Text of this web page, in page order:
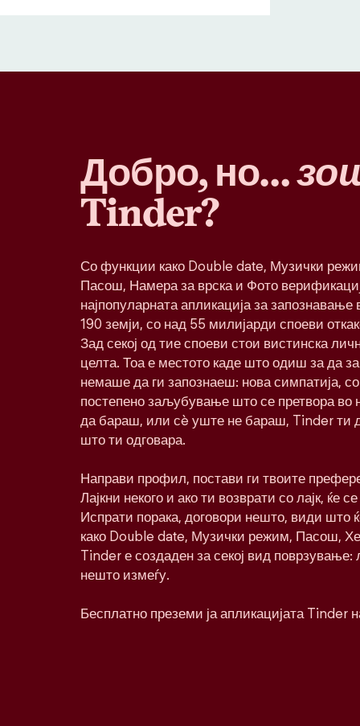
Добро, но…
Tinder?
Со функции како Double date, Музички
Пасош, Намера за врска и Фото
најпопуларната апликација за запознавање
190 земји, со над 55 милијарди споеви
Зад секој од тие споеви стои вистинска
целта. Тоа е местото каде што одиш за да
немаше да ги запознаеш: нова симпатија,
постепено заљубување што се претвора во
да бараш, или сè уште не бараш, Tinder ти
што ти одговара.
Направи профил, постави ги твоите
Лајкни некого и ако ти возврати со лајк, ќе
Испрати порака, договори нешто, види што
како Double date, Музички режим, Пасош,
Tinder е создаден за секој вид
нешто измеѓу.
Бесплатно преземи ја апликацијата Tinder